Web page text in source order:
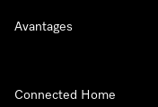
Avantages
Connected Home